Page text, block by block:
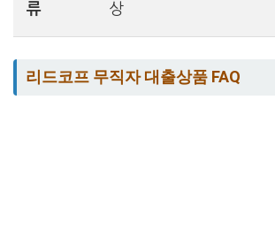
류
상
리드코프 무직자 대출상품 FAQ